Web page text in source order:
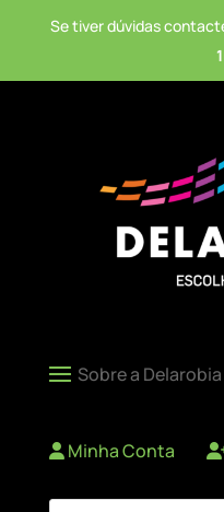
Se tiver dúvidas
Minha Conta
Products